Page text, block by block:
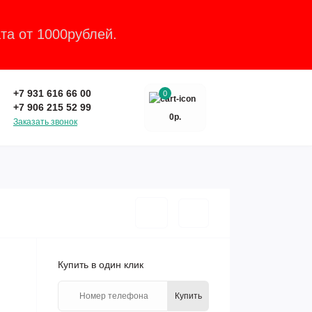
от 1000рублей.
+7 931 616 66 00
+7 906 215 52 99
Заказать звонок
0
0р.
Купить в один клик
Купить